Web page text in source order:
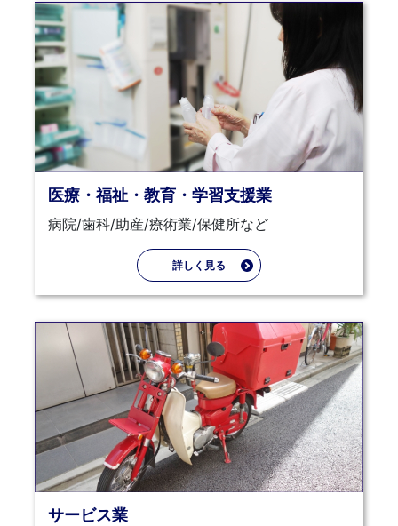
医療・福祉・教育・学習支援業
病院/歯科/助産/療術業/保健所など
詳しく見る
サービス業